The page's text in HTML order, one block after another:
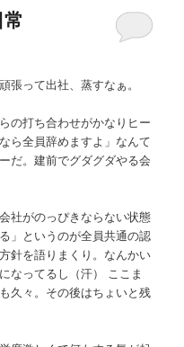
張って出社、蒸すなぁ。
の打ち合わせがかなりヒー
ら全員辞めますよ」なんて
だ。建前でグダグダやる会
社がのっぴきならない状態
」というのが全員共通の認
針を語りまくり。なんかい
なってるし（汗） ここま
久々。その後はちょいと残